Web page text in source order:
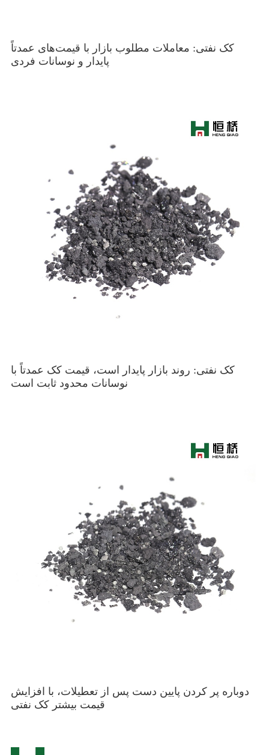
کک نفتی: معاملات مطلوب بازار با قیمت‌های عمدتاً
پایدار و نوسانات فردی
کک نفتی: روند بازار پایدار است، قیمت کک عمدتاً با
نوسانات محدود ثابت است
دوباره پر کردن پایین دست پس از تعطیلات، با افزایش
قیمت بیشتر کک نفتی